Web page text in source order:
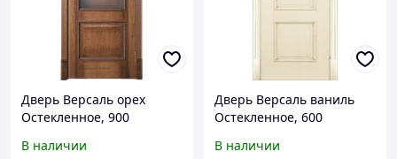
Дверь Версаль орех
Остекленное, 900
В наличии
Дверь Версаль ваниль
Остекленное, 600
В наличии